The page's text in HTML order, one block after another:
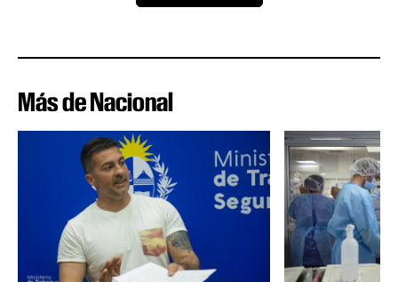
Más de Nacional